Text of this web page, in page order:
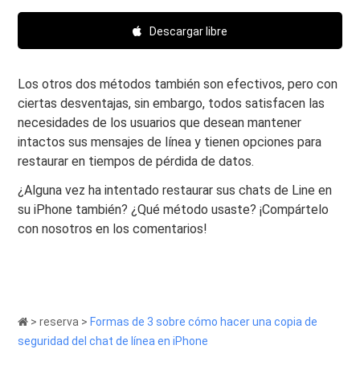
Descargar libre
Los otros dos métodos también son efectivos, pero con
ciertas desventajas, sin embargo, todos satisfacen las
necesidades de los usuarios que desean mantener
intactos sus mensajes de línea y tienen opciones para
restaurar en tiempos de pérdida de datos.
¿Alguna vez ha intentado restaurar sus chats de Line en
su iPhone también? ¿Qué método usaste? ¡Compártelo
con nosotros en los comentarios!
>reserva > Formas de 3 sobre cómo hacer una copia de
seguridad del chat de línea en iPhone